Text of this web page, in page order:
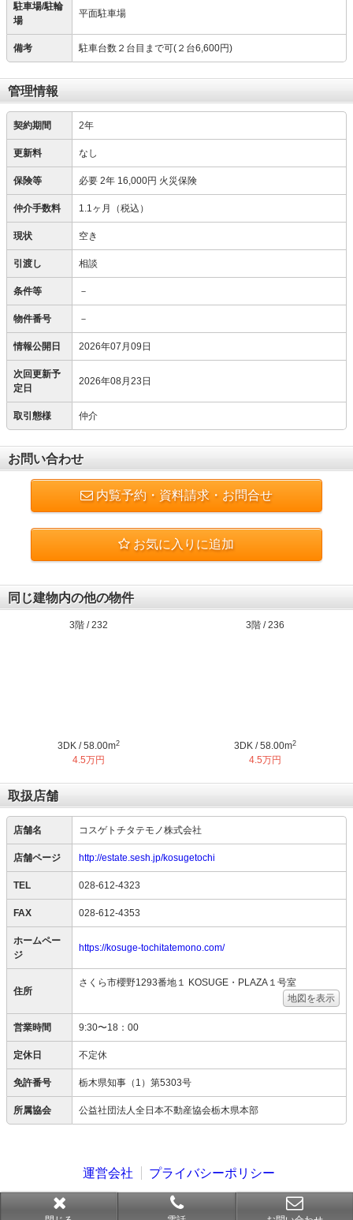
駐車場/駐輪
場
平面駐車場
備考 駐車台数２台目まで可(２台6,600円)
管理情報
契約期間 2年
更新料 なし
保険等 必要 2年 16,000円 火災保険
仲介手数料 1.1ヶ月（税込）
現状 空き
引渡し 相談
条件等 －
物件番号 －
情報公開日 2026年07月09日
次回更新予
定日
2026年08月23日
取引態様 仲介
お問い合わせ
内覧予約・資料請求・お問合せ
お気に入りに追加
同じ建物内の他の物件
3階 / 232
3DK / 58.00m2
4.5万円
3階 / 236
3DK / 58.00m2
4.5万円
取扱店舗
店舗名 コスゲトチタテモノ株式会社
店舗ページ http://estate.sesh.jp/kosugetochi
TEL 028-612-4323
FAX 028-612-4353
ホームペー
ジ
https://kosuge-tochitatemono.com/
住所
さくら市櫻野1293番地１ KOSUGE・PLAZA１号室
地図を表示
営業時間 9:30〜18：00
定休日 不定休
免許番号 栃木県知事（1）第5303号
所属協会 公益社団法人全日本不動産協会栃木県本部
運営会社 プライバシーポリシー
Copyright © SESH All right reserved.